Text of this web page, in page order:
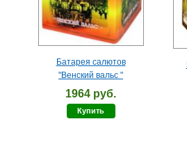
Батарея салютов
"Венский вальс "
1964 руб.
Купить